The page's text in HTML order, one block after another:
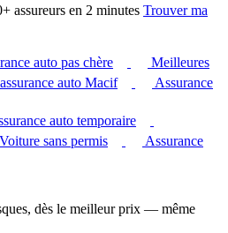
assureurs en 2 minutes Trouver ma
auto pas chère
Meilleures
auto Macif
Assurance
auto temporaire
Voiture sans permis
Assurance
dès le meilleur prix — même